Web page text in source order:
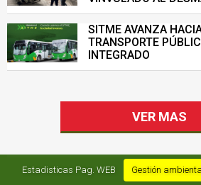
VENTA ILEGAL DE
SISTEMA DE
SITME AVANZA
TRANSPORTE
INTEGRADO
VER MAS
Estadisticas Pag. WEB Gestión ambiental